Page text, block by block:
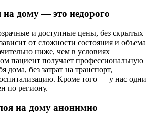
на дому — это недорого
и доступные цены, без скрытых
от сложности состояния и объема
ниже, чем в условиях
пациент получает профессиональную
дома, без затрат на транспорт,
Кроме того — у нас одни
по региону.
на дому анонимно